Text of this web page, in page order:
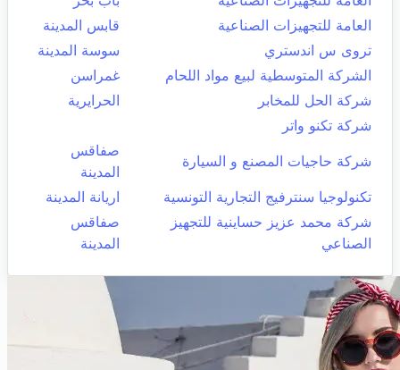
العامة للتجهيزات الصناعية
قابس المدينة
تروى س اندستري
سوسة المدينة
الشركة المتوسطية لبيع مواد اللحام
غمراسن
شركة الحل للمخابر
الحرايرية
شركة تكنو واتر
شركة حاجيات المصنع و السيارة
صفاقس
المدينة
تكنولوجيا سنترفيج التجارية التونسية
اريانة المدينة
شركة محمد عزيز حساينية للتجهيز
الصناعي
صفاقس
المدينة